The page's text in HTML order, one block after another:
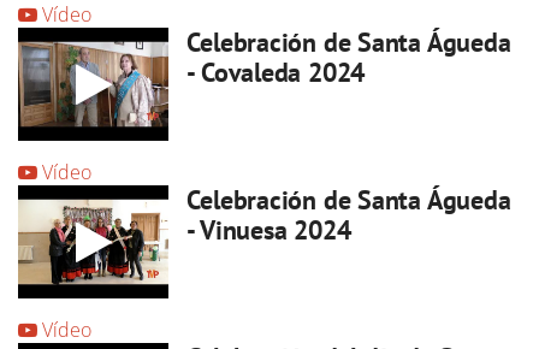
Vídeo
Celebración de Santa Águeda
- Covaleda 2024
Vídeo
Celebración de Santa Águeda
- Vinuesa 2024
Vídeo